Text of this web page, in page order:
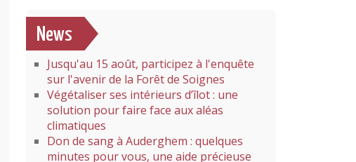
News
Jusqu'au 15 août, participez à l'enquête
sur l'avenir de la Forêt de Soignes
Végétaliser ses intérieurs d’îlot : une
solution pour faire face aux aléas
climatiques
Don de sang à Auderghem : quelques
minutes pour vous, une aide précieuse